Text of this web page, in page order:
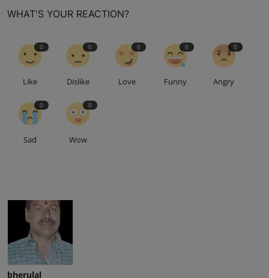
WHAT'S YOUR REACTION?
0
Like
0
Dislike
0
Love
0
Funny
0
Angry
0
Sad
0
Wow
bherulal